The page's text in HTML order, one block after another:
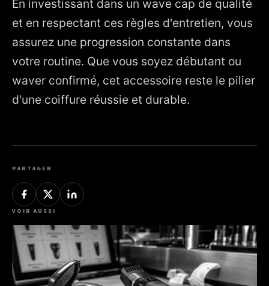
En investissant dans un wave cap de qualité
et en respectant ces règles d'entretien, vous
assurez une progression constante dans
votre routine. Que vous soyez débutant ou
waver confirmé, cet accessoire reste le pilier
d'une coiffure réussie et durable.
PARTAGER
VOIR AUSSI